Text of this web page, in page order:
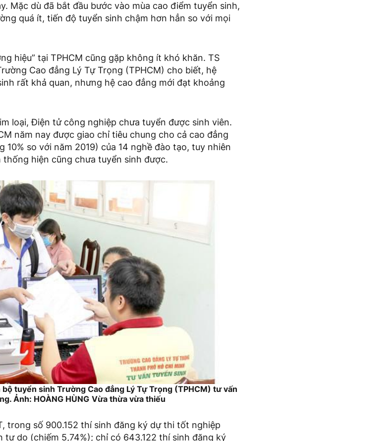
Mặc dù đã bắt đầu bước vào mùa cao điểm tuyển sinh,
quá ít, tiến độ tuyển sinh chậm hơn hẳn so với mọi
hiệu” tại TPHCM cũng gặp không ít khó khăn. TS
Cao đẳng Lý Tự Trọng (TPHCM) cho biết, hệ
rất khả quan, nhưng hệ cao đẳng mới đạt khoảng
loại, Điện tử công nghiệp chưa tuyển được sinh viên.
năm nay được giao chỉ tiêu chung cho cả cao đẳng
10% so với năm 2019) của 14 nghề đào tạo, tuy nhiên
hiện cũng chưa tuyển sinh được.
tuyển sinh Trường Cao đẳng Lý Tự Trọng (TPHCM) tư vấn
Ảnh: HOÀNG HÙNG Vừa thừa vừa thiếu
trong số 900.152 thí sinh đăng ký dự thi tốt nghiệp
tự do (chiếm 5,74%); chỉ có 643.122 thí sinh đăng ký